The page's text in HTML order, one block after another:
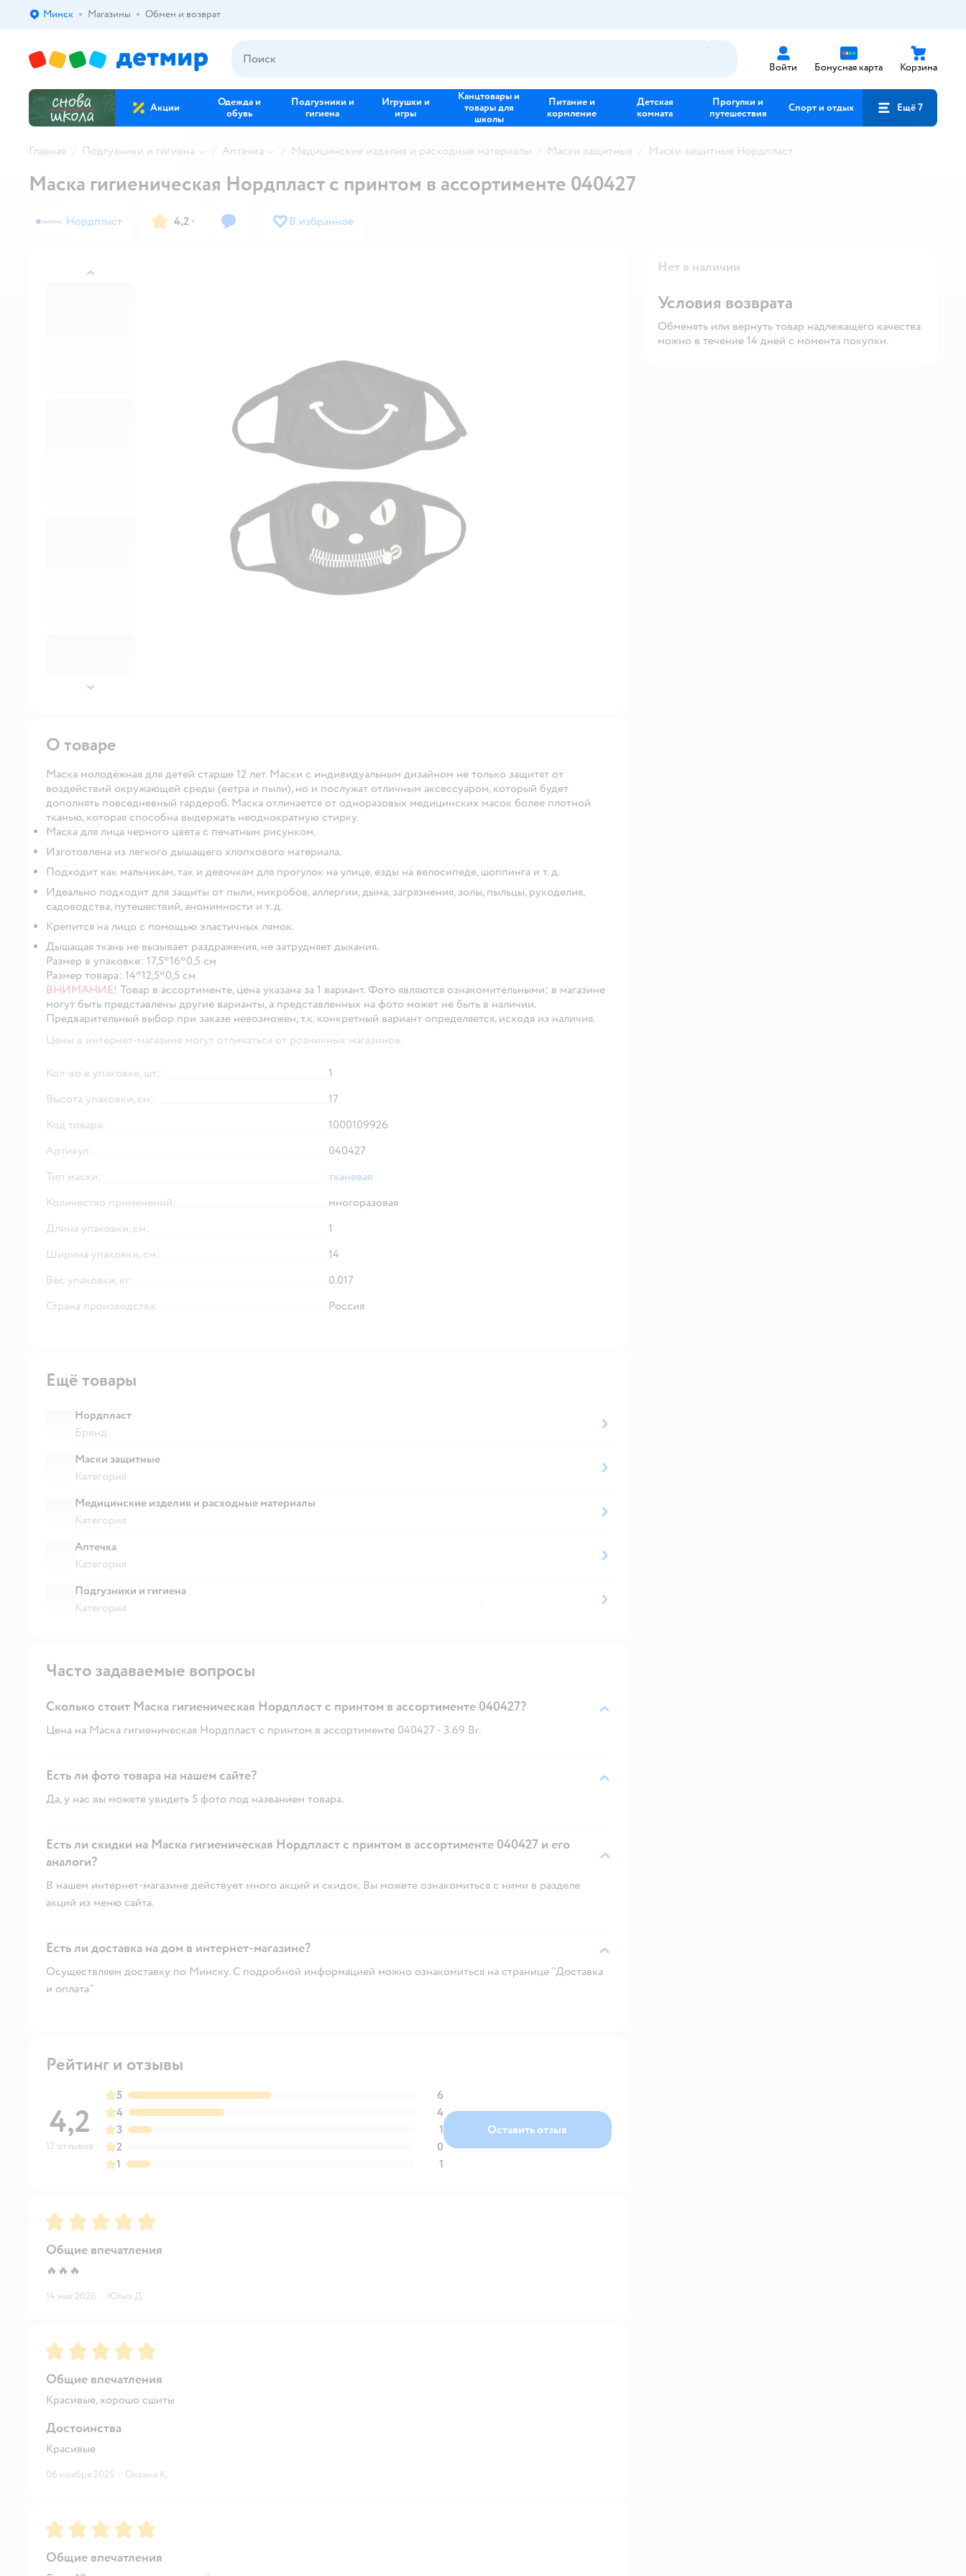
Выбор адреса доставки.
Минск Магазины Обмен и возврат
Войти Бонусная карта Корзина
Акции
Одежда и
обувь
Подгузники и
гигиена
Игрушки и
игры
Канцтовары и
товары для
школы
Питание и
кормление
Детская
комната
Прогулки и
путешествия
Спорт и отдых Ещё 7
Главная Подгузники и гигиена Аптечка Медицинские изделия и расходные материалы Маски защитные Маски защитные Нордпласт
назад
далее
Маска гигиеническая Нордпласт с принтом в аccортименте 040427
Нордпласт 4,2 · В избранное
Нет в наличии
Условия возврата
Обменять или вернуть товар надлежащего качества
можно в течение 14 дней с момента покупки.
О товаре
Маска молодёжная для детей старше 12 лет. Маски с индивидуальным дизайном не только защитят от
воздействий окружающей среды (ветра и пыли), но и послужат отличным аксессуаром, который будет
дополнять повседневный гардероб. Маска отличается от одноразовых медицинских масок более плотной
тканью, которая способна выдержать неоднократную стирку.
Маска для лица черного цвета с печатным рисунком.
Изготовлена из легкого дышащего хлопкового материала.
Подходит как мальчикам, так и девочкам для прогулок на улице, езды на велосипеде, шоппинга и т. д.
Идеально подходит для защиты от пыли, микробов, аллергии, дыма, загрязнения, золы, пыльцы, рукоделия,
садоводства, путешествий, анонимности и т. д.
Крепится на лицо с помощью эластичных лямок.
Дышащая ткань не вызывает раздражения, не затрудняет дыхания.
Размер в упаковке: 17,5*16*0,5 см
Размер товара: 14*12,5*0,5 см
ВНИМАНИЕ! Товар в ассортименте, цена указана за 1 вариант. Фото являются ознакомительными: в магазине
могут быть представлены другие варианты, а представленных на фото может не быть в наличии.
Предварительный выбор при заказе невозможен, т.к. конкретный вариант определяется, исходя из наличия.
Цены в интернет-магазине могут отличаться от розничных магазинов.
Кол-во в упаковке, шт.:
1
Высота упаковки, см:
17
Код товара:
1000109926
Артикул:
040427
Тип маски:
тканевая
Количество применений:
многоразовая
Длина упаковки, см:
1
Ширина упаковки, см:
14
Вес упаковки, кг:
0.017
Страна производства:
Россия
Ещё товары
Нордпласт
Бренд
Маски защитные
Категория
Медицинские изделия и расходные материалы
Категория
Аптечка
Категория
Подгузники и гигиена
Категория
Часто задаваемые вопросы
Сколько стоит Маска гигиеническая Нордпласт с принтом в аccортименте 040427?
Цена на Маска гигиеническая Нордпласт с принтом в аccортименте 040427 - 3.69 Br.
Есть ли фото товара на нашем сайте?
Да, у нас вы можете увидеть 5 фото под названием товара.
Есть ли скидки на Маска гигиеническая Нордпласт с принтом в аccортименте 040427 и его
аналоги?
В нашем интернет-магазине действует много акций и скидок. Вы можете ознакомиться с ними в разделе
акций из меню сайта.
Есть ли доставка на дом в интернет-магазине?
Осуществляем доставку по Минску. С подробной информацией можно ознакомиться на странице "Доставка
и оплата"
Рейтинг и отзывы
4,2
12 отзывов
5
6
4
4
3
1
2
0
1
1
Оставить отзыв
Рейтинг:5
Общие впечатления
🔥🔥🔥
14 мая 2026 · Юлия Д.
Рейтинг:5
Общие впечатления
Красивые, хорошо сшиты
Достоинства
Красивые
06 ноября 2025 · Оксана К.
Рейтинг:5
Общие впечатления